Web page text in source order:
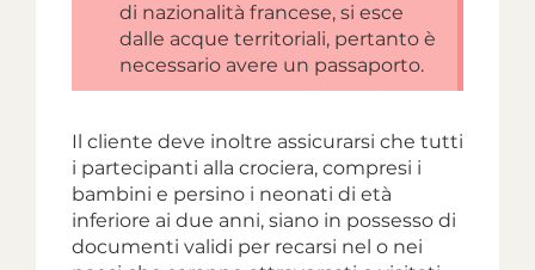
di nazionalità francese, si esce
dalle acque territoriali, pertanto è
necessario avere un passaporto.
Il cliente deve inoltre assicurarsi che tutti
i partecipanti alla crociera, compresi i
bambini e persino i neonati di età
inferiore ai due anni, siano in possesso di
documenti validi per recarsi nel o nei